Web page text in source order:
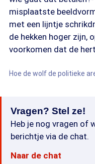
misplaatste
met een lijntje
de hekken hoger zijn,
voorkomen dat de
Hoe de wolf de politieke
Vragen? Stel ze!
Heb je nog vragen of
berichtje via de chat.
Naar de chat